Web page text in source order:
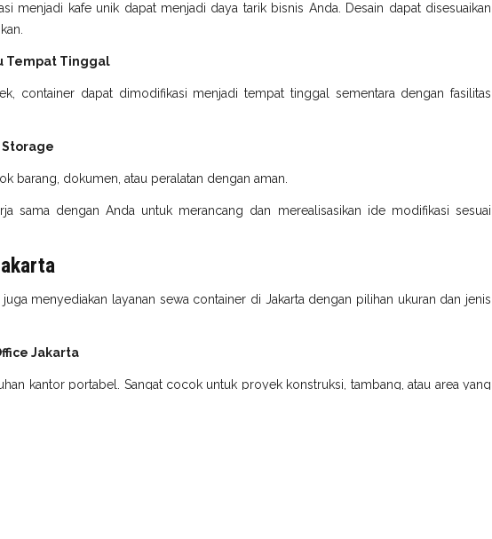
menjadi kafe unik dapat menjadi daya tarik bisnis Anda. Desain dapat disesuaikan
Tempat Tinggal
container dapat dimodifikasi menjadi tempat tinggal sementara dengan fasilitas
Storage
barang, dokumen, atau peralatan dengan aman.
sama dengan Anda untuk merancang dan merealisasikan ide modifikasi sesuai
menyediakan layanan sewa container di Jakarta dengan pilihan ukuran dan jenis
Jakarta
kantor portabel. Sangat cocok untuk proyek konstruksi, tambang, atau area yang